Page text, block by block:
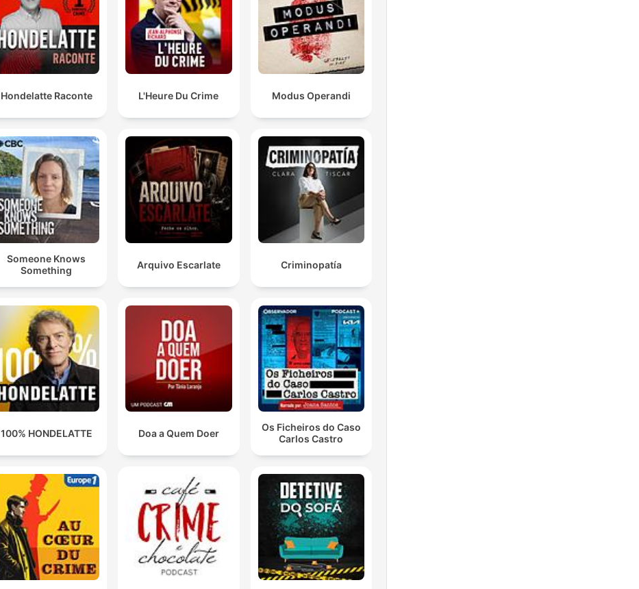
Capaciteit is altijd een probleem. In de hele
strafrechtketen.
00:35:20 · De spreker geeft aan dat er niet zozeende een
gebrek aan expertise is, maar dat er te weinig mensen
gezegd... we moeten ook wat teruggeven aan de
maatschappij.
00:44:38 · Anita van Dis legt uit hoe het OM probeert om
afgepakt goederen nuttig in te zetten voor de samenleving.
Hondelatte Raconte L'Heure Du Crime Modus Operandi
Someone Knows
Something
Arquivo Escarlate Criminopatía
100% HONDELATTE Doa a Quem Doer
Os Ficheiros do Caso
Carlos Castro